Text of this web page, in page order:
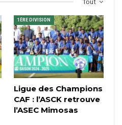
Tout
1ÈRE DIVISION
Ligue des Champions
CAF : l’ASCK retrouve
l’ASEC Mimosas